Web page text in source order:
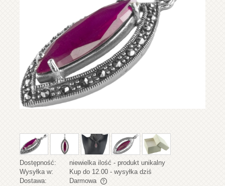
Dostępność:
niewielka ilość - produkt unikalny
Wysyłka w:
Kup do 12.00 - wysyłka dziś
Dostawa:
Darmowa